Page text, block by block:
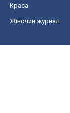
Краса
Жіночий журнал